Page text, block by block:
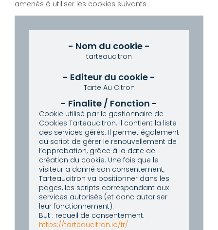
amenés à utiliser les cookies suivants :
tarteaucitron
Tarte Au Citron
Cookie utilisé par le gestionnaire de
Cookies Tarteaucitron. Il contient la liste
des services gérés. Il permet également
au script de gérer le renouvellement de
l’approbation, grâce à la date de
création du cookie. Une fois que le
visiteur a donné son consentement,
Tarteaucitron va positionner dans les
pages, les scripts correspondant aux
services autorisés (et donc autoriser
leur fonctionnement).
But : recueil de consentement.
https://tarteaucitron.io/fr/